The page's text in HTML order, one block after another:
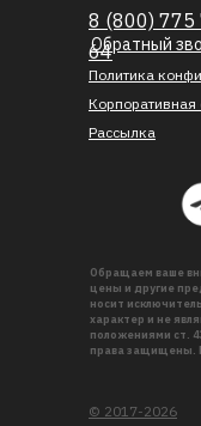
© 2017-2026
Обращаем ваше
цены и другие
носит
характер и не
положениями ст.
права защищены.
Обратный
Корпоративная
Рассылка
8 (800) 775
64
Политика